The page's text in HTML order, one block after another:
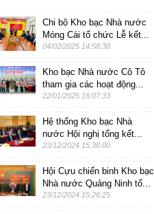
Chi bộ Kho bạc Nhà nước
Móng Cái tổ chức Lễ kết...
04/02/2025 14:58:38
Kho bạc Nhà nước Cô Tô
tham gia các hoạt động...
22/01/2025 16:07:33
Hệ thống Kho bạc Nhà
nước Hội nghị tổng kết...
23/12/2024 15:36:00
Hội Cựu chiến binh Kho bạc
Nhà nước Quảng Ninh tổ...
23/12/2024 15:26:25